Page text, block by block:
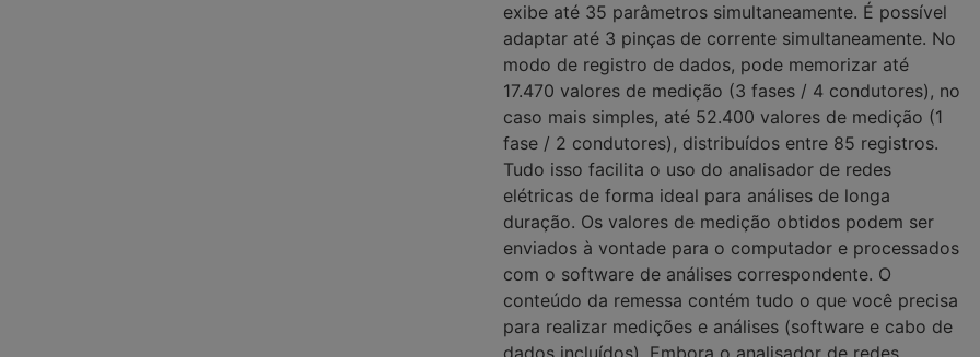
exibe até 35 parâmetros simultaneamente. É possível
adaptar até 3 pinças de corrente simultaneamente. No
modo de registro de dados, pode memorizar até
17.470 valores de medição (3 fases / 4 condutores), no
caso mais simples, até 52.400 valores de medição (1
fase / 2 condutores), distribuídos entre 85 registros.
Tudo isso facilita o uso do analisador de redes
elétricas de forma ideal para análises de longa
duração. Os valores de medição obtidos podem ser
enviados à vontade para o computador e processados
com o software de análises correspondente. O
conteúdo da remessa contém tudo o que você precisa
para realizar medições e análises (software e cabo de